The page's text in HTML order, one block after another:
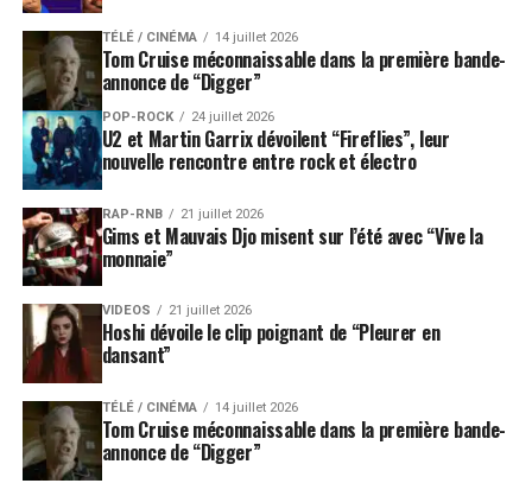
TÉLÉ / CINÉMA 14 juillet 2026
Tom Cruise méconnaissable dans la première bande-
annonce de “Digger”
POP-ROCK 24 juillet 2026
U2 et Martin Garrix dévoilent “Fireflies”, leur
nouvelle rencontre entre rock et électro
RAP-RNB 21 juillet 2026
Gims et Mauvais Djo misent sur l’été avec “Vive la
monnaie”
VIDEOS 21 juillet 2026
Hoshi dévoile le clip poignant de “Pleurer en
dansant”
TÉLÉ / CINÉMA 14 juillet 2026
Tom Cruise méconnaissable dans la première bande-
annonce de “Digger”